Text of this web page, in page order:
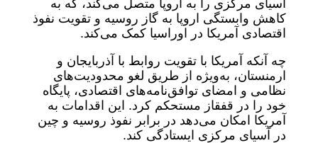
آسیای مرکزی را به اروپا متصل می‌کند، که به
کاهش وابستگی اروپا به گاز روسیه و تقویت نفوذ
اقتصادی آمریکا در اوراسیا کمک می‌کند.
چه آنکه آمریکا با تقویت روابط با آذربایجان و
ارمنستان، به‌ویژه از طریق لغو محدودیت‌های
نظامی و امضای توافق‌نامه‌های اقتصادی، پایگاه
خود را در قفقاز مستحکم کرد. این اقدامات به
آمریکا امکان می‌دهد در برابر نفوذ روسیه و چین
در آسیای مرکزی ایستادگی کند.